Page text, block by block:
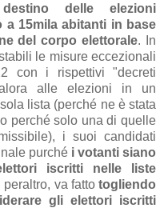
destino delle elezioni
15mila abitanti in base
del corpo elettorale. In
le misure eccezionali
con i rispettivi "decreti
alle elezioni in un
lista (perché ne è stata
perché solo una di quelle
i suoi candidati
purché i votanti siano
iscritti nelle liste
va fatto togliendo
gli elettori iscritti